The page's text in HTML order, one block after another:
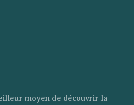
moyen de découvrir la